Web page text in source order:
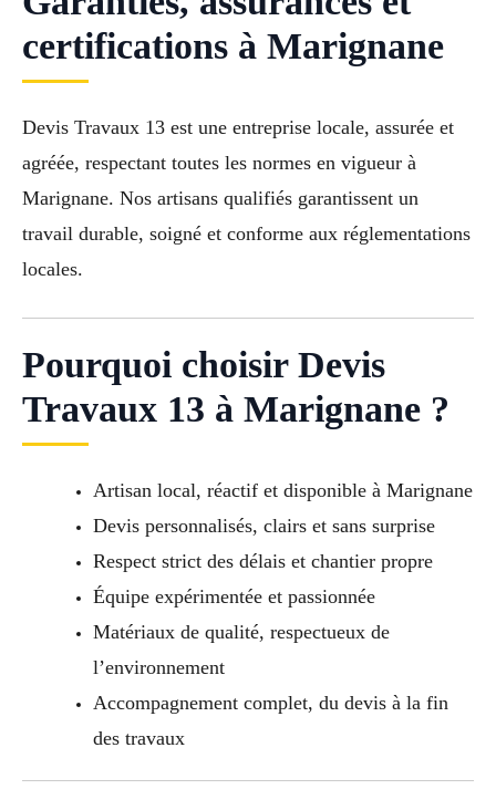
certifications à Marignane
Devis Travaux 13 est une entreprise locale, assurée et
agréée, respectant toutes les normes en vigueur à
Marignane. Nos artisans qualifiés garantissent un
travail durable, soigné et conforme aux réglementations
locales.
Pourquoi choisir Devis
Travaux 13 à Marignane ?
Artisan local, réactif et disponible à Marignane
Devis personnalisés, clairs et sans surprise
Respect strict des délais et chantier propre
Équipe expérimentée et passionnée
Matériaux de qualité, respectueux de
l’environnement
Accompagnement complet, du devis à la fin
des travaux